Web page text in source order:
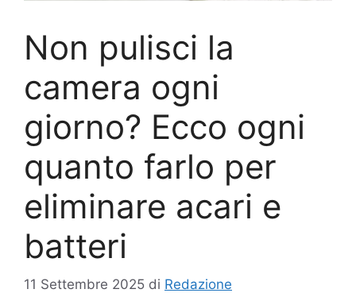
Non pulisci la
camera ogni
giorno? Ecco ogni
quanto farlo per
eliminare acari e
batteri
11 Settembre 2025 di Redazione